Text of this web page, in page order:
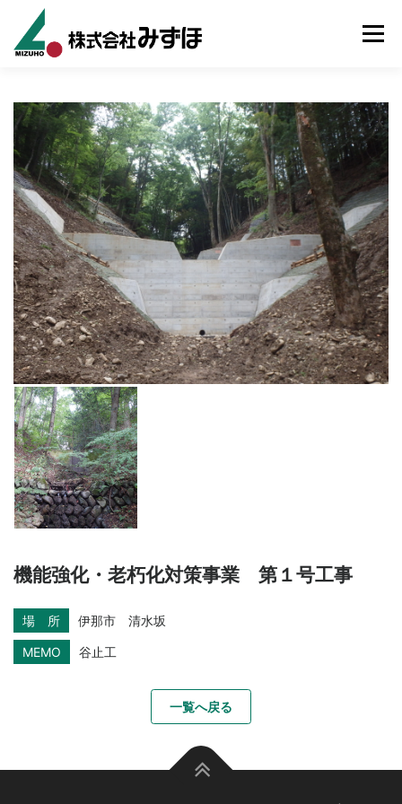
コンテンツへスキップ
メニュ
ホーム 事業内容 施工事例 会社案内
お知らせ 採用情報 お問い合わせ
機能強化・老朽化対策事業 第１号工事
場 所 伊那市 清水坂
MEMO 谷止工
一覧へ戻る